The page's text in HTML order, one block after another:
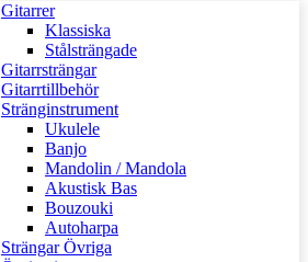
Gitarrer
Klassiska
Stålsträngade
Gitarrsträngar
Gitarrtillbehör
Stränginstrument
Ukulele
Banjo
Mandolin / Mandola
Akustisk Bas
Bouzouki
Autoharpa
Strängar Övriga